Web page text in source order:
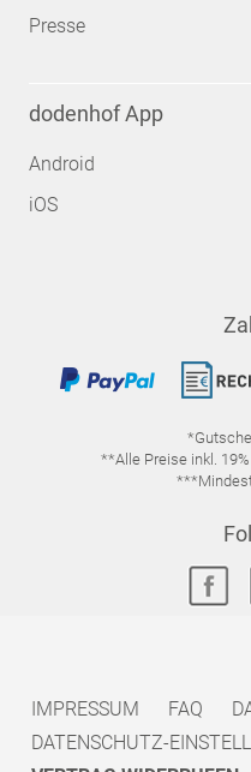
Presse
dodenhof App
Android
iOS
**Alle Preise inkl.
IMPRESSUM FAQ
DATENSCHUTZ-